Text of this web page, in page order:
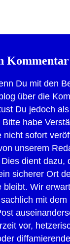
Kommentar
Du mit den
über die
Du jedoch
habe
nicht sofort
unserem
dient dazu,
sicherer Ort
bleibt. Wir
mit dem
vor,